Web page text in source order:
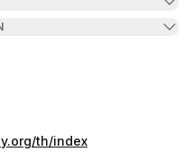
th/index